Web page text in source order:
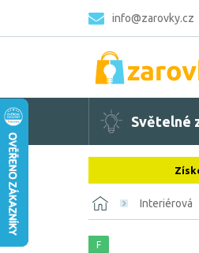
info@zarovky.cz
Světelné
Interiérová
F